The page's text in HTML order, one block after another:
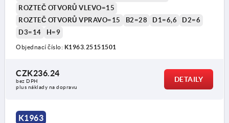
Provedení B: s čepem/hlavou a klíčovým
Provedení C: s čepem/hlavou a závlačkou
Provedení D: se zajišťovacím čepem/sklopnou
ROZTEČ OTVORŮ VLEVO=15
ROZTEČ OTVORŮ VPRAVO=15
B2=28 D1=6,6
D2=6
D3=14
H=9
Objednací číslo: K1963.25151501
CZK236.24
bez DPH
plus náklady na dopravu
DETAILY
K1963